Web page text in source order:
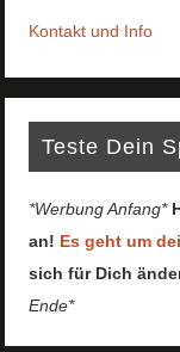
Kontakt und Info
Teste Dein
*Werbung Anfang*
an! Es geht um
sich für Dich
Ende*